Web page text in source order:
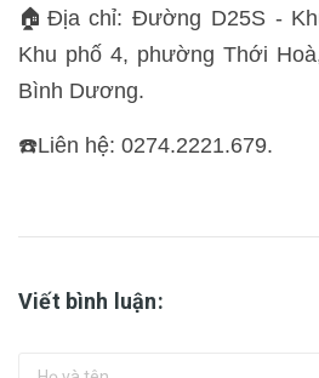
🏠Địa chỉ: Đường D25S -
Khu phố 4, phường Thới
Bình Dương.
☎️Liên hệ: 0274.2221.679.
Viết bình luận: